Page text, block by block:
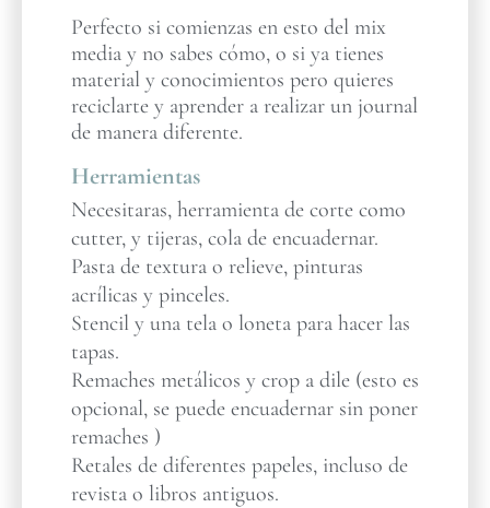
Perfecto si comienzas en esto del mix
media y no sabes cómo, o si ya tienes
material y conocimientos pero quieres
reciclarte y aprender a realizar un journal
de manera diferente.
Herramientas
Necesitaras, herramienta de corte como
cutter, y tijeras, cola de encuadernar.
Pasta de textura o relieve, pinturas
acrílicas y pinceles.
Stencil y una tela o loneta para hacer las
tapas.
Remaches metálicos y crop a dile (esto es
opcional, se puede encuadernar sin poner
remaches )
Retales de diferentes papeles, incluso de
revista o libros antiguos.